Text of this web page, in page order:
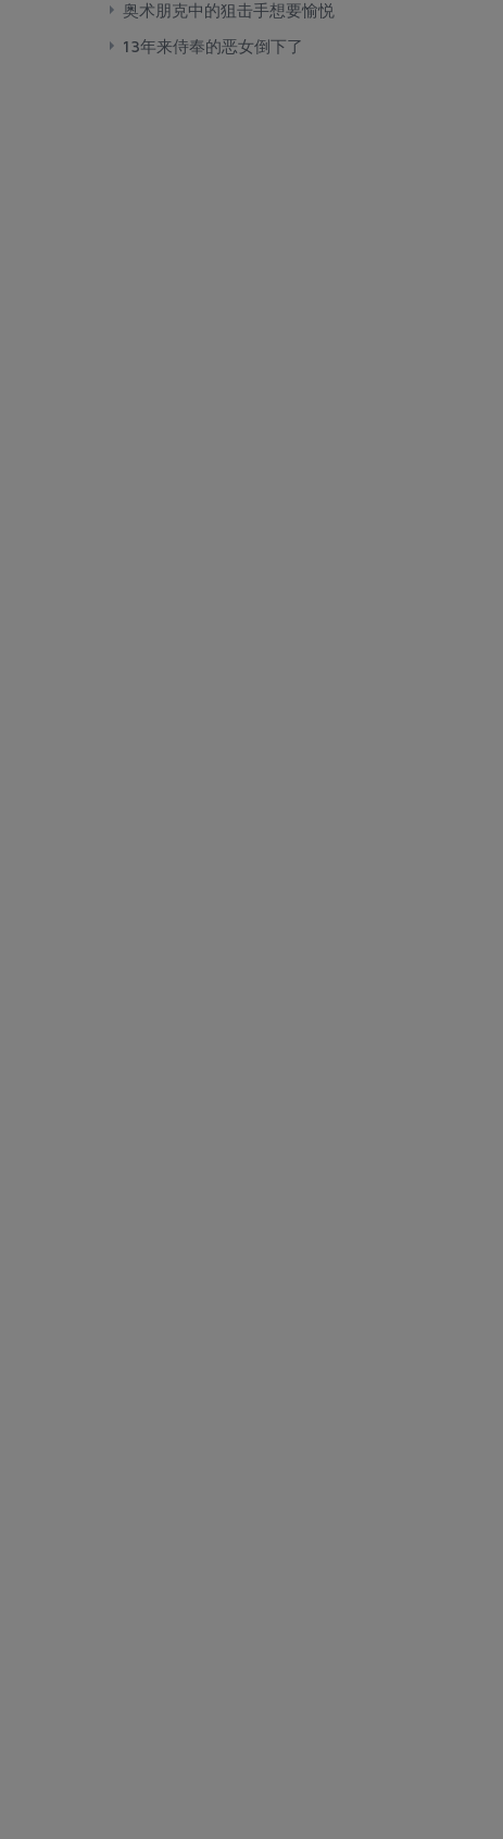
奥术朋克中的狙击手想要愉悦
13年来侍奉的恶女倒下了